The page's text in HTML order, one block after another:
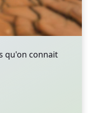
qu'on connait